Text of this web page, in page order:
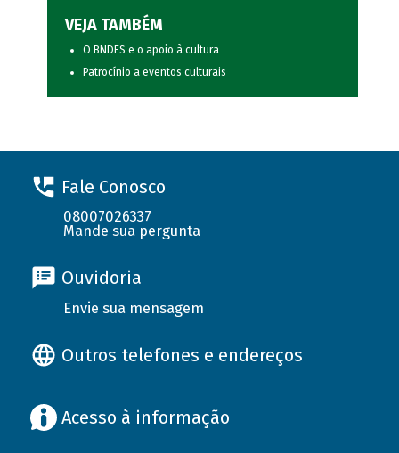
VEJA TAMBÉM
O BNDES e o apoio à cultura
Patrocínio a eventos culturais
Fale Conosco
08007026337
Mande sua pergunta
Ouvidoria
Envie sua mensagem
Outros telefones e endereços
Acesso à informação